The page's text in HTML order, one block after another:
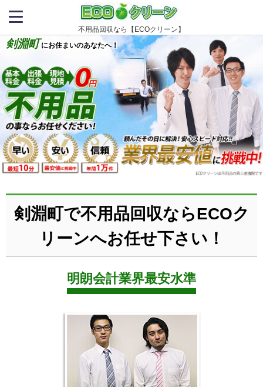
不用品回収なら【ECOクリーン】
剣淵町 にお住まいのあなたへ！
剣淵町で不用品回収ならECOク
リーンへお任せ下さい！
明朗会計業界最安水準